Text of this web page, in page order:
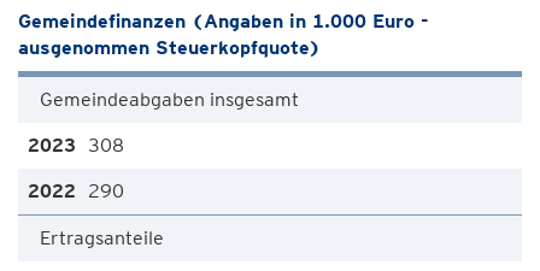
Gemeindefinanzen (Angaben in 1.000 Euro -
ausgenommen Steuerkopfquote)
Gemeindeabgaben insgesamt
308
290
Ertragsanteile